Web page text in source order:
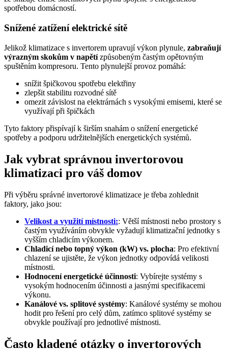
spotřebou domácností.
Snížené zatížení elektrické sítě
Jelikož klimatizace s invertorem upravují výkon plynule, zabraňují
výrazným skokům v napětízpůsobeným častým opětovným
spuštěním kompresoru. Tento plynulejší provoz pomáhá:
snížit špičkovou spotřebu elektřiny
zlepšit stabilitu rozvodné sítě
omezit závislost na elektrárnách s vysokými emisemi, které se
využívají při špičkách
Tyto faktory přispívají k širším snahám o snížení energetické
spotřeby a podporu udržitelnějších energetických systémů.
Jak vybrat správnou invertorovou
klimatizaci pro váš domov
Při výběru správné invertorové klimatizace je třeba zohlednit
faktory, jako jsou:
Velikost a využití místnosti:: Větší místnosti nebo prostory s
častým využíváním obvykle vyžadují klimatizační jednotky s
vyšším chladicím výkonem.
Chladicí nebo topný výkon (kW) vs. plocha: Pro efektivní
chlazení se ujistěte, že výkon jednotky odpovídá velikosti
místnosti.
Hodnocení energetické účinnosti: Vybírejte systémy s
vysokým hodnocením účinnosti a jasnými specifikacemi
výkonu.
Kanálové vs. splitové systémy: Kanálové systémy se mohou
hodit pro řešení pro celý dům, zatímco splitové systémy se
obvykle používají pro jednotlivé místnosti.
Často kladené otázky o invertorových